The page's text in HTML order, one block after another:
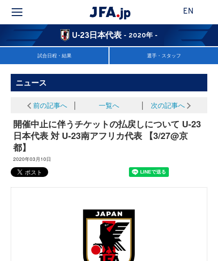
EN
U-23日本代表 - 2020年 -
試合日程・結果 選手・スタッフ
ニュース
前の記事へ 一覧へ 次の記事へ
開催中止に伴うチケットの払戻しについて U-23
日本代表 対 U-23南アフリカ代表 【3/27@京
都】
2020年03月10日